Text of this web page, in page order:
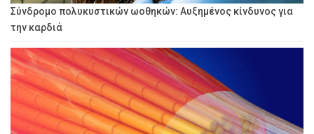
Σύνδρομο πολυκυστικών ωοθηκών: Αυξημένος κίνδυνος για
την καρδιά